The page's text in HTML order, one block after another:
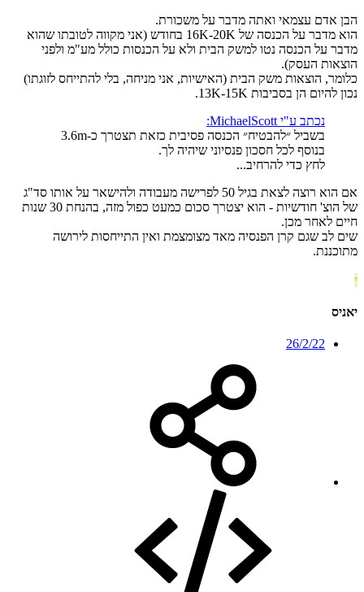
הבן אדם עצמאי ואתה מדבר על משכורת.
הוא מדבר על הכנסה של 16K-20K בחודש (אני מקווה לטובתו שהוא
מדבר על הכנסה נטו למשק הבית ולא על הכנסות כולל מע"מ ולפני
הוצאות העסק).
כלומר, הוצאות משק הבית (האישיות, אני מניחה, בלי להתייחס לזוגתו)
נכון להיום הן בסביבות 13K-15K.
נכתב ע"י MichaelScott:
בשביל ״להבטיח״ הכנסה פסיבית כזאת תצטרך כ-3.6m
בנוסף לכל חסכון פנסיוני שיהיה לך.
לחץ כדי להרחיב...
אם הוא רוצה לצאת בגיל 50 לפרישה מעבודה ולהישאר על אותו סד"ג
של הוצ' חודשיות - הוא יצטרך סכום כמעט כפול מזה, בהנחת 30 שנות
חיים לאחר מכן.
שים לב שגם קרן הפנסיה מאד מצומצמת ואין התייחסות לירושה
מתוכננת.
י
יאניס
26/2/22